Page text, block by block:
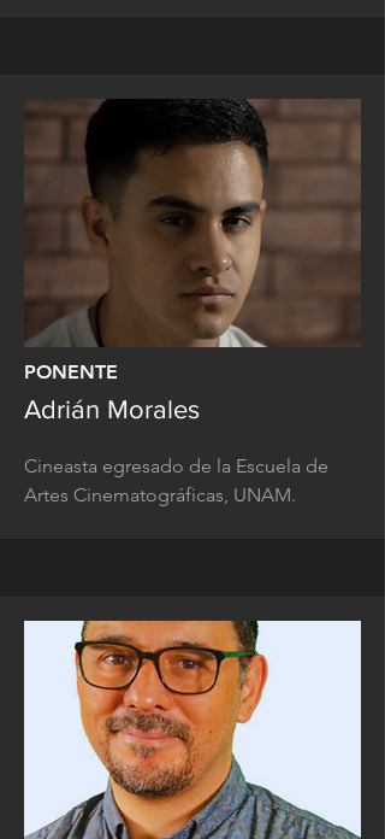
PONENTE
Adrián Morales
Cineasta egresado de la Escuela de
Artes Cinematográficas, UNAM.